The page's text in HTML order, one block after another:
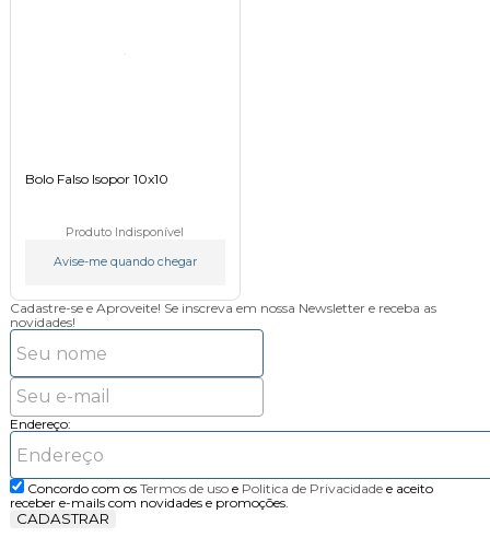
Bolo Falso Isopor 10x10
Produto Indisponível
Avise-me quando chegar
Cadastre-se e Aproveite! Se inscreva em nossa Newsletter e receba as
novidades!
Endereço:
Concordo com os Termos de usoe Politica de Privacidadee aceito
receber e-mails com novidades e promoções.
CADASTRAR